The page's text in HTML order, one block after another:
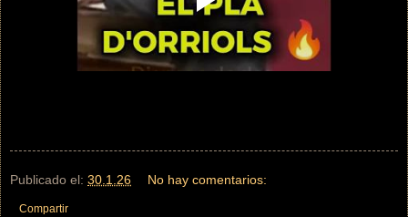
Publicado el: 30.1.26 No hay comentarios:
Compartir